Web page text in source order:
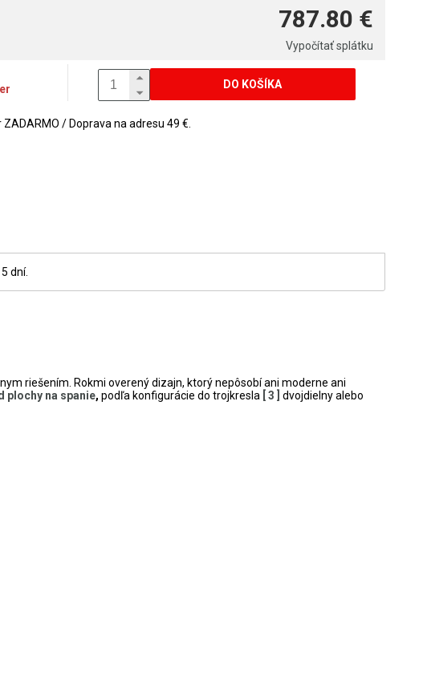
787.80 €
Vypočítať splátku
DO KOŠÍKA
/ Doprava na adresu 49 €.
dní.
riešením. Rokmi overený dizajn, ktorý nepôsobí ani moderne ani
plochy na spanie, podľa konfigurácie do trojkresla [ 3 ]
dvojdielny alebo